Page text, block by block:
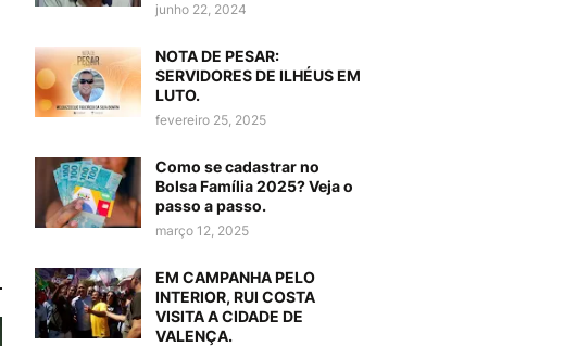
junho 22, 2024
NOTA DE PESAR:
SERVIDORES DE ILHÉUS EM
LUTO.
fevereiro 25, 2025
Como se cadastrar no
Bolsa Família 2025? Veja o
passo a passo.
março 12, 2025
EM CAMPANHA PELO
INTERIOR, RUI COSTA
VISITA A CIDADE DE
VALENÇA.